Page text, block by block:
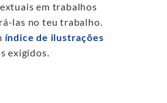
em trabalhos
las no teu trabalho.
índice de ilustrações
exigidos.